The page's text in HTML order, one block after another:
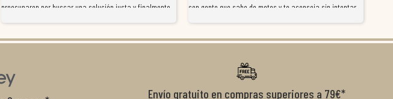
preocuparon por buscar una solución justa y finalmente
con el cliente, y me ofrecieron unas condiciones de
con gente que sabe de motos y te aconseja sin intentar
el cliente y que disfrutan lo que hacen. Si te gusta la
sitio. Calidad, rapidez y buen rollo. ??️
años
Envío gratuito en compras superiores a 79€*